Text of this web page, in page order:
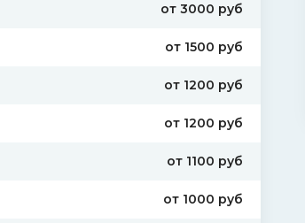
от 3000 руб
от 1500 руб
от 1200 руб
от 1200 руб
от 1100 руб
от 1000 руб